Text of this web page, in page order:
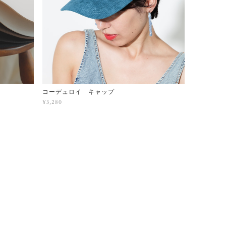
コーデュロイ キャップ
¥3,280